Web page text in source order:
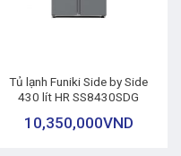
Tủ lạnh Funiki Side by Side
430 lít HR SS8430SDG
10,350,000VND